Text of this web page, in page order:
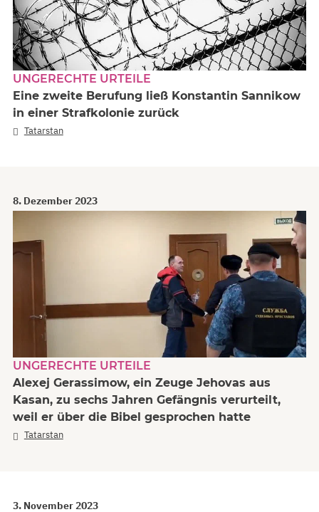
UNGERECHTE URTEILE
Eine zweite Berufung ließ Konstantin Sannikow
in einer Strafkolonie zurück
Tatarstan
8. Dezember 2023
UNGERECHTE URTEILE
Alexej Gerassimow, ein Zeuge Jehovas aus
Kasan, zu sechs Jahren Gefängnis verurteilt,
weil er über die Bibel gesprochen hatte
Tatarstan
3. November 2023